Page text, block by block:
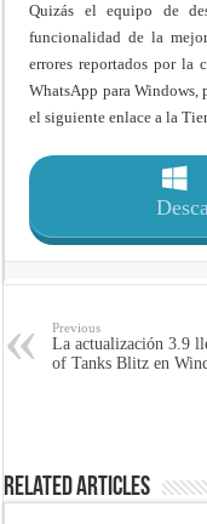
Quizás el equipo de
funcionalidad de la
errores reportados por la
WhatsApp para Windows,
el siguiente enlace a la
Previous
La actualización 3.9
of Tanks Blitz en
Related Articles